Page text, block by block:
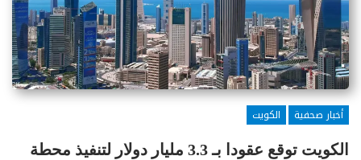
أخبار صحفية
الكويت
الكويت توقع عقودا بـ 3.3 مليار دولار لتنفيذ محطة